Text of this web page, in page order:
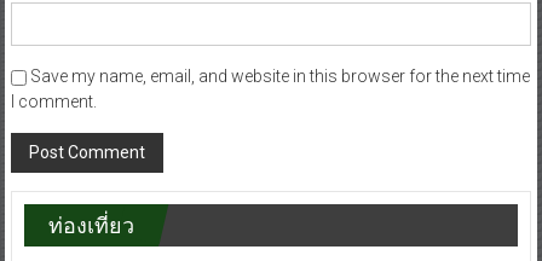
Save my name, email, and website in this browser for the next time
I comment.
ท่องเที่ยว